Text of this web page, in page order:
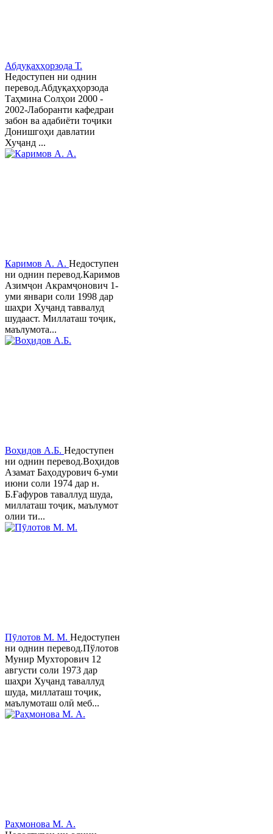
Абдуқаҳҳорзода Т.
Недоступен ни однин
перевод.Абдуқаҳҳорзода
Таҳмина Солҳои 2000 -
2002-Лаборанти кафедраи
забон ва адабиёти тоҷики
Донишгоҳи давлатии
Хуҷанд ...
Каримов А. А. Недоступен
ни однин перевод.Каримов
Азимҷон Акрамҷонович 1-
уми январи соли 1998 дар
шаҳри Хуҷанд таввалуд
шудааст. Миллаташ тоҷик,
маълумота...
Воҳидов А.Б. Недоступен
ни однин перевод.Воҳидов
Азамат Баҳодурович 6-уми
июни соли 1974 дар н.
Б.Ғафуров таваллуд шуда,
миллаташ тоҷик, маълумот
олии ти...
Пӯлотов М. М. Недоступен
ни однин перевод.Пўлотов
Мунир Мухторович 12
августи соли 1973 дар
шаҳри Хуҷанд таваллуд
шуда, миллаташ тоҷик,
маълумоташ олӣ меб...
Раҳмонова М. А.